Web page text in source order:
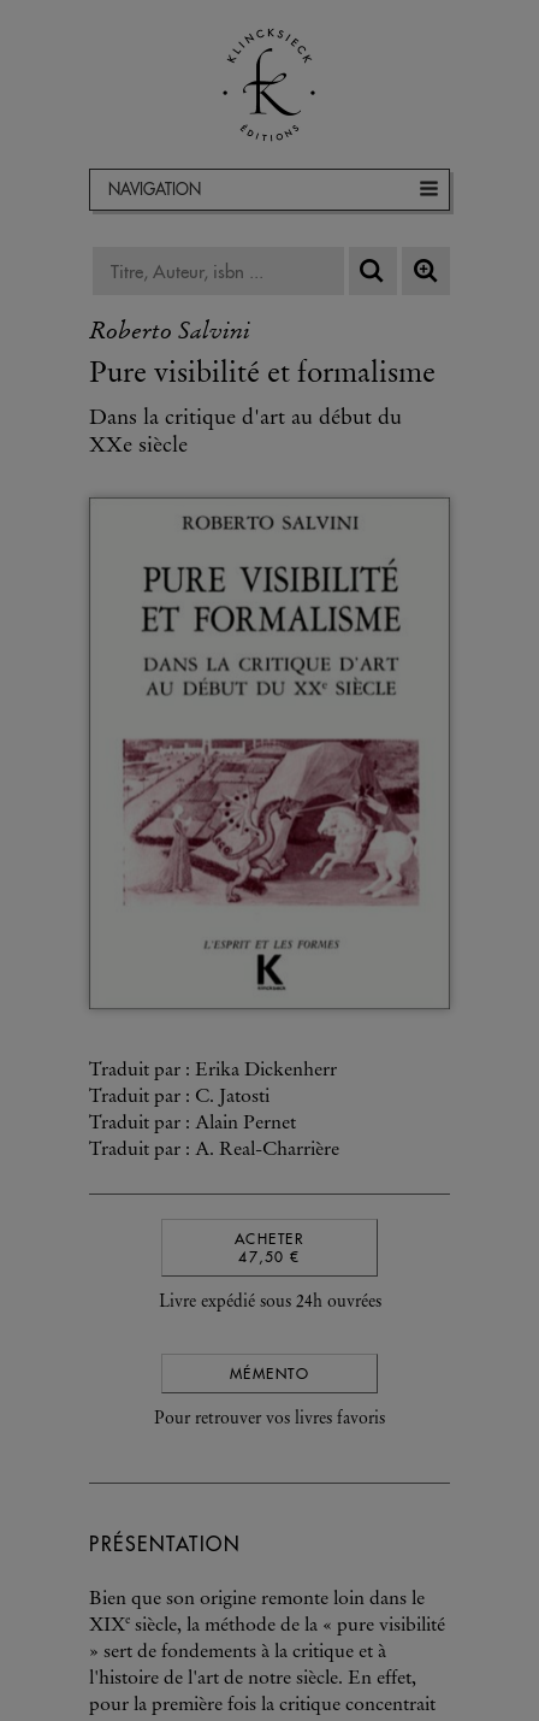
NAVIGATION
Roberto Salvini
Pure visibilité et formalisme
Dans la critique d'art au début du
XXe siècle
Traduit par : Erika Dickenherr
Traduit par : C. Jatosti
Traduit par : Alain Pernet
Traduit par : A. Real-Charrière
ACHETER
47,50 €
Livre expédié sous 24h ouvrées
MÉMENTO
Pour retrouver vos livres favoris
PRÉSENTATION
Bien que son origine remonte loin dans le
XIXe siècle, la méthode de la « pure visibilité
» sert de fondements à la critique et à
l'histoire de l'art de notre siècle. En effet,
pour la première fois la critique concentrait